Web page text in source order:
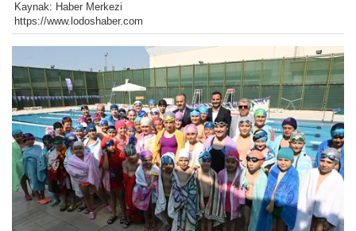
Kaynak: Haber Merkezi
https://www.lodoshaber.com